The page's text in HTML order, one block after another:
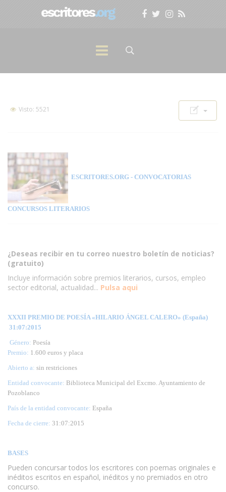
Visto: 5521
ESCRITORES.ORG - CONVOCATORIAS
CONCURSOS LITERARIOS
¿Deseas recibir en tu correo nuestro boletín de noticias?
(gratuito)
Incluye información sobre premios literarios, cursos, empleo
sector editorial, actualidad... Pulsa aqui
XXXII PREMIO DE POESÍA «HILARIO ÁNGEL CALERO» (España)
31:07:2015
Género: Poesía
Premio: 1.600 euros y placa
Abierto a: sin restriciones
Entidad convocante: Biblioteca Municipal del Excmo. Ayuntamiento de
Pozoblanco
País de la entidad convocante: España
Fecha de cierre: 31 :07:2015
BASES
Pueden concursar todos los escritores con poemas originales e
inéditos escritos en español, inéditos y no premiados en otro
concurso.